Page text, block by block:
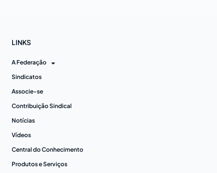
LINKS
A Federação
Sindicatos
Associe-se
Contribuição Sindical
Notícias
Vídeos
Central do Conhecimento
Produtos e Serviços